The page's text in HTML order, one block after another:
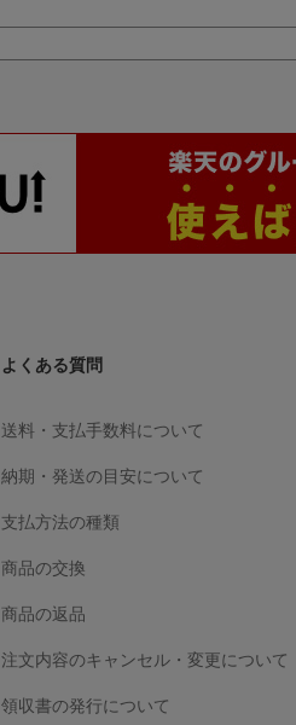
よくある質問
送料・支払手数料について
納期・発送の目安について
支払方法の種類
商品の交換
商品の返品
注文内容のキャンセル・変更について
領収書の発行について